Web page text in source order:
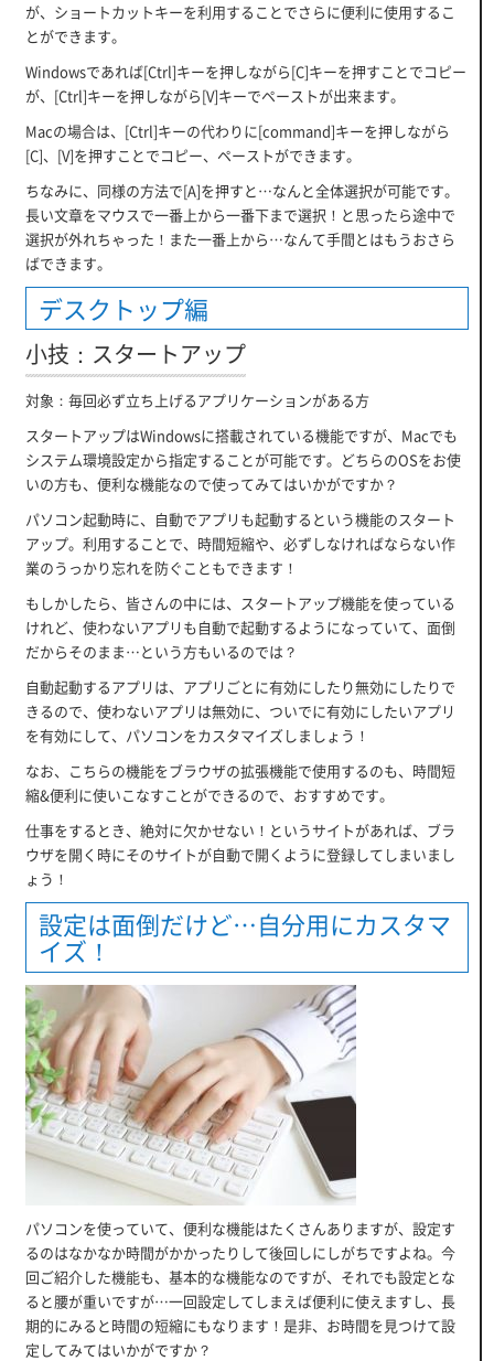
が、ショートカットキーを利用することでさらに便利に使用するこ
とができます。
Windowsであれば[Ctrl]キーを押しながら[C]キーを押すことでコピー
が、[Ctrl]キーを押しながら[V]キーでペーストが出来ます。
Macの場合は、[Ctrl]キーの代わりに[command]キーを押しながら
[C]、[V]を押すことでコピー、ペーストができます。
ちなみに、同様の方法で[A]を押すと…なんと全体選択が可能です。
長い文章をマウスで一番上から一番下まで選択！と思ったら途中で
選択が外れちゃった！また一番上から…なんて手間とはもうおさら
ばできます。
デスクトップ編
小技：スタートアップ
対象：毎回必ず立ち上げるアプリケーションがある方
スタートアップはWindowsに搭載されている機能ですが、Macでも
システム環境設定から指定することが可能です。どちらのOSをお使
いの方も、便利な機能なので使ってみてはいかがですか？
パソコン起動時に、自動でアプリも起動するという機能のスタート
アップ。利用することで、時間短縮や、必ずしなければならない作
業のうっかり忘れを防ぐこともできます！
もしかしたら、皆さんの中には、スタートアップ機能を使っている
けれど、使わないアプリも自動で起動するようになっていて、面倒
だからそのまま…という方もいるのでは？
自動起動するアプリは、アプリごとに有効にしたり無効にしたりで
きるので、使わないアプリは無効に、ついでに有効にしたいアプリ
を有効にして、パソコンをカスタマイズしましょう！
なお、こちらの機能をブラウザの拡張機能で使用するのも、時間短
縮&便利に使いこなすことができるので、おすすめです。
仕事をするとき、絶対に欠かせない！というサイトがあれば、ブラ
ウザを開く時にそのサイトが自動で開くように登録してしまいまし
ょう！
設定は面倒だけど…自分用にカスタマ
イズ！
パソコンを使っていて、便利な機能はたくさんありますが、設定す
るのはなかなか時間がかかったりして後回しにしがちですよね。今
回ご紹介した機能も、基本的な機能なのですが、それでも設定とな
ると腰が重いですが…一回設定してしまえば便利に使えますし、長
期的にみると時間の短縮にもなります！是非、お時間を見つけて設
定してみてはいかがですか？